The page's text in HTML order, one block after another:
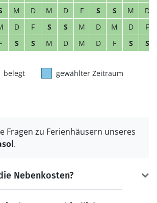
M D M D F S S M
D
D F S S M D M D
F
S S M D M D F S S
belegt gewählter Zeitraum
Fragen zu Ferienhäusern unseres
.
Nebenkosten?